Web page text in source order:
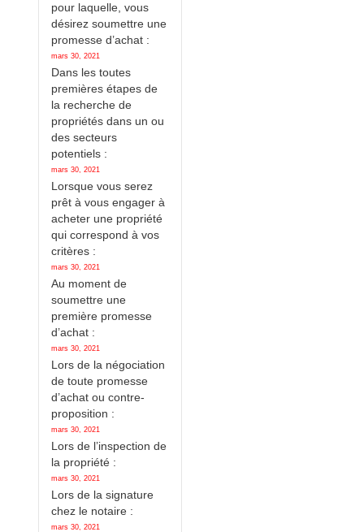
pour laquelle, vous
désirez soumettre une
promesse d’achat :
mars 30, 2021
Dans les toutes
premières étapes de
la recherche de
propriétés dans un ou
des secteurs
potentiels :
mars 30, 2021
Lorsque vous serez
prêt à vous engager à
acheter une propriété
qui correspond à vos
critères :
mars 30, 2021
Au moment de
soumettre une
première promesse
d’achat :
mars 30, 2021
Lors de la négociation
de toute promesse
d’achat ou contre-
proposition :
mars 30, 2021
Lors de l’inspection de
la propriété :
mars 30, 2021
Lors de la signature
chez le notaire :
mars 30, 2021